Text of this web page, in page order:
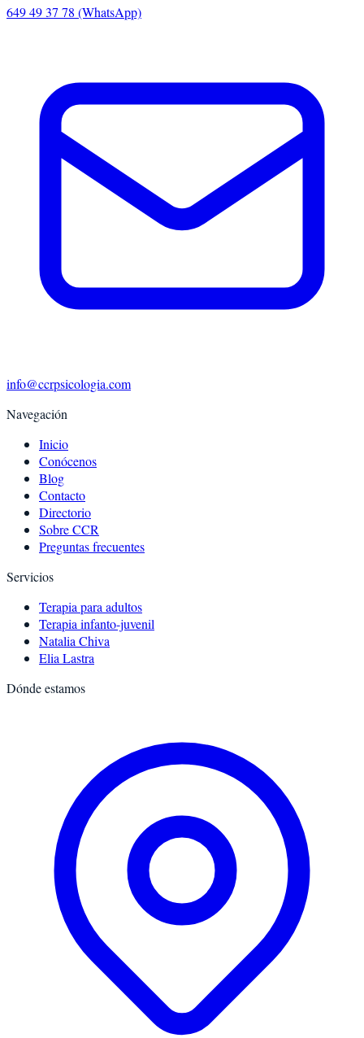
649 49 37 78 (WhatsApp)
info@ccrpsicologia.com
Navegación
Inicio
Conócenos
Blog
Contacto
Directorio
Sobre CCR
Preguntas frecuentes
Servicios
Terapia para adultos
Terapia infanto-juvenil
Natalia Chiva
Elia Lastra
Dónde estamos